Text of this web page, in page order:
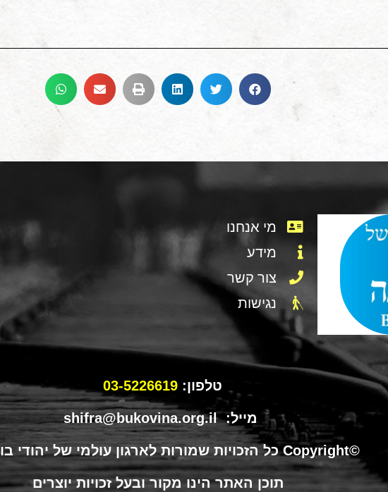
מי אנחנו
מידע
צור קשר
נגישות
טלפון:03-5226619
מייל: shifra@bukovina.org.il
©Copyright כל הזכויות שמורות לארגון עולמי של יהודי בוקובינה
תוכן האתר הינו מקור ובעל זכויות יוצרים